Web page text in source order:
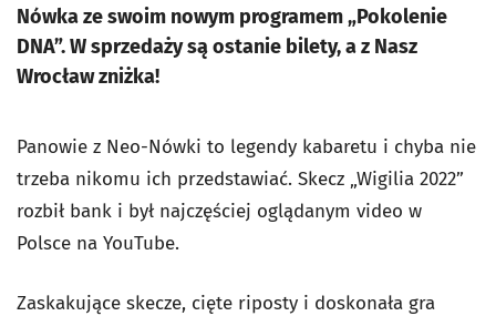
Nówka ze swoim nowym programem „Pokolenie
DNA”. W sprzedaży są ostanie bilety, a z Nasz
Wrocław zniżka!
Panowie z Neo-Nówki to legendy kabaretu i chyba nie
trzeba nikomu ich przedstawiać. Skecz „Wigilia 2022”
rozbił bank i był najczęściej oglądanym video w
Polsce na YouTube.
Zaskakujące skecze, cięte riposty i doskonała gra